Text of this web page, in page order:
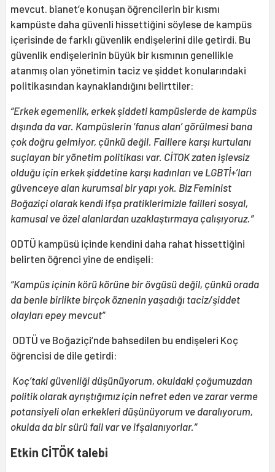
mevcut. bianet’e konuşan öğrencilerin bir kısmı
kampüste daha güvenli hissettiğini söylese de kampüs
içerisinde de farklı güvenlik endişelerini dile getirdi. Bu
güvenlik endişelerinin büyük bir kısmının genellikle
atanmış olan yönetimin taciz ve şiddet konularındaki
politikasından kaynaklandığını belirttiler:
“Erkek egemenlik, erkek şiddeti kampüslerde de kampüs
dışında da var. Kampüslerin ‘fanus alan’ görülmesi bana
çok doğru gelmiyor, çünkü değil. Faillere karşı kurtulanı
suçlayan bir yönetim politikası var. CİTOK zaten işlevsiz
olduğu için erkek şiddetine karşı kadınları ve LGBTİ+’ları
güvenceye alan kurumsal bir yapı yok. Biz Feminist
Boğaziçi olarak kendi ifşa pratiklerimizle failleri sosyal,
kamusal ve özel alanlardan uzaklaştırmaya çalışıyoruz.”
ODTÜ kampüsü içinde kendini daha rahat hissettiğini
belirten öğrenci yine de endişeli:
“Kampüs içinin körü körüne bir övgüsü değil, çünkü orada
da benle birlikte birçok öznenin yaşadığı taciz/şiddet
olayları epey mevcut”
ODTÜ ve Boğaziçi’nde bahsedilen bu endişeleri Koç
öğrencisi de dile getirdi:
Koç’taki güvenliği düşünüyorum, okuldaki çoğumuzdan
politik olarak ayrıştığımız için nefret eden ve zarar verme
potansiyeli olan erkekleri düşünüyorum ve daralıyorum,
okulda da bir sürü fail var ve ifşalanıyorlar.”
Etkin CİTÖK talebi